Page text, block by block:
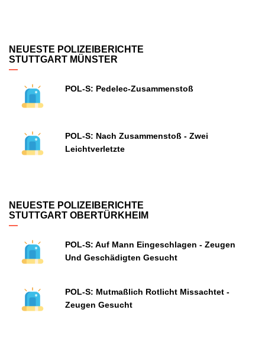
NEUESTE POLIZEIBERICHTE
STUTTGART MÜNSTER
POL-S: Pedelec-Zusammenstoß
POL-S: Nach Zusammenstoß - Zwei
Leichtverletzte
NEUESTE POLIZEIBERICHTE
STUTTGART OBERTÜRKHEIM
POL-S: Auf Mann Eingeschlagen - Zeugen
Und Geschädigten Gesucht
POL-S: Mutmaßlich Rotlicht Missachtet -
Zeugen Gesucht